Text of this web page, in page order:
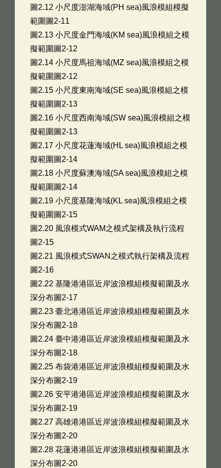
圖2.12 小尺度澎湖海域(PH sea)風浪模組模擬
範圍圖2-11
圖2.13 小尺度金門海域(KM sea)風浪模組之模
擬範圍圖2-12
圖2.14 小尺度馬祖海域(MZ sea)風浪模組之模
擬範圍圖2-12
圖2.15 小尺度東南海域(SE sea)風浪模組之模
擬範圍圖2-13
圖2.16 小尺度西南海域(SW sea)風浪模組之模
擬範圍圖2-13
圖2.17 小尺度花蓮海域(HL sea)風浪模組之模
擬範圍圖2-14
圖2.18 小尺度蘇澳海域(SA sea)風浪模組之模
擬範圍圖2-14
圖2.19 小尺度基隆海域(KL sea)風浪模組之模
擬範圍圖2-15
圖2.20 風浪模式WAM之模式架構及執行流程
圖2-15
圖2.21 風浪模式SWAN之模式執行架構及流程
圖2-16
圖2.22 基隆港港區近岸波浪模組模擬範圍及水
深分布圖2-17
圖2.23 臺北港港區近岸波浪模組模擬範圍及水
深分布圖2-18
圖2.24 臺中港港區近岸波浪模組模擬範圍及水
深分布圖2-18
圖2.25 布袋港港區近岸波浪模組模擬範圍及水
深分布圖2-19
圖2.26 安平港港區近岸波浪模組模擬範圍及水
深分布圖2-19
圖2.27 高雄港港區近岸波浪模組模擬範圍及水
深分布圖2-20
圖2.28 花蓮港港區近岸波浪模組模擬範圍及水
深分布圖2-20